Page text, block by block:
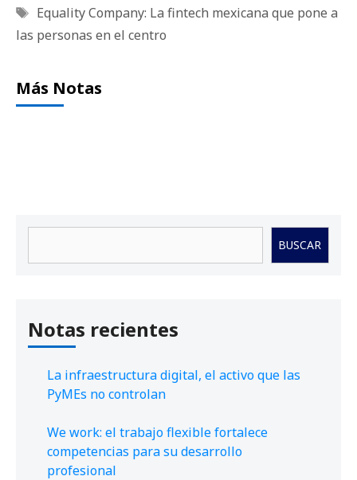
Etiquetas
Equality Company: La fintech mexicana que pone a
las personas en el centro
Más Notas
BUSCAR
Notas recientes
La infraestructura digital, el activo que las
PyMEs no controlan
We work: el trabajo flexible fortalece
competencias para su desarrollo
profesional